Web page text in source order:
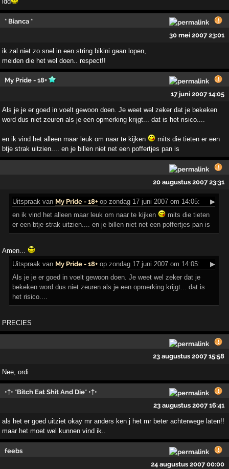
* Bianca *
30 mei 2007 23:01
ik zal niet zo snel in een string bikini gaan lopen,
meiden die het wel doen.. respect!!
My Pride - 18+
17 juni 2007 14:05
Als je je er goed in voelt gewoon doen. Je weet wel zeker dat je bekeken
word dus niet zeuren als je een opmerking krijgt... dat is het risico....
en ik vind het alleen maar leuk om naar te kijken
mits die tieten er een
btje strak uitzien.... en je billen niet net een poffertjes pan is
20 augustus 2007 23:31
Uitspraak van My Pride - 18+ op zondag 17 juni 2007 om 14:05:
▶
en ik vind het alleen maar leuk om naar te kijken
mits die tieten
er een btje strak uitzien.... en je billen niet net een poffertjes pan is
Amen...
Uitspraak van My Pride - 18+ op zondag 17 juni 2007 om 14:05:
▶
Als je je er goed in voelt gewoon doen. Je weet wel zeker dat je
bekeken word dus niet zeuren als je een opmerking krijgt... dat is
het risico....
PRECIES
23 augustus 2007 15:58
Nee, ordi
•†• *Bitch Eat Shit And Die* •†•
23 augustus 2007 16:41
als het er goed uitziet okay mr anders ken j het mr beter achterwege laten!!
maar het moet wel kunnen vind ik..
feebs
24 augustus 2007 00:00